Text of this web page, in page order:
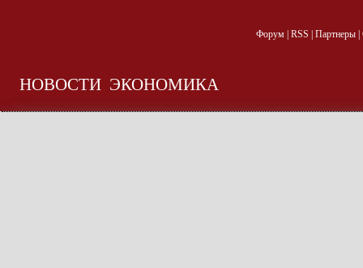
Форум| RSS Партнеры|
НОВОСТИ ЭКОНОМИКА